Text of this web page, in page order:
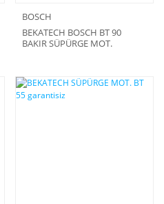
BOSCH
BEKATECH BOSCH BT 90
BAKIR SÜPÜRGE MOT.